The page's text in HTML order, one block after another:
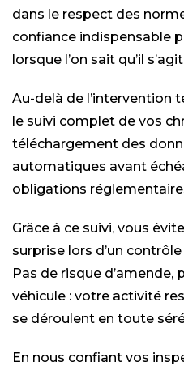
dans le respect des
confiance indispensable
lorsque l’on sait qu’il
Au-delà de l’intervention
le suivi complet de vos
téléchargement des
automatiques avant
obligations
Grâce à ce suivi, vous
surprise lors d’un
Pas de risque d’amende,
véhicule : votre activité
se déroulent en toute
En nous confiant vos